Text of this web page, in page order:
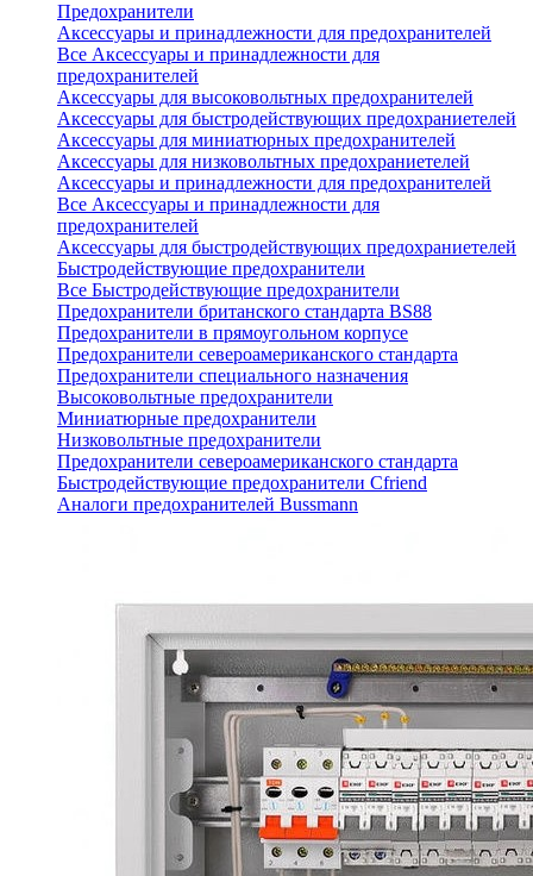
Предохранители
Аксессуары и принадлежности для предохранителей
Все Аксессуары и принадлежности для
предохранителей
Аксессуары для высоковольтных предохранителей
Аксессуары для быстродействующих предохраниетелей
Аксессуары для миниатюрных предохранителей
Аксессуары для низковольтных предохраниетелей
Аксессуары и принадлежности для предохранителей
Все Аксессуары и принадлежности для
предохранителей
Аксессуары для быстродействующих предохраниетелей
Быстродействующие предохранители
Все Быстродействующие предохранители
Предохранители британского стандарта BS88
Предохранители в прямоугольном корпусе
Предохранители североамериканского стандарта
Предохранители специального назначения
Высоковольтные предохранители
Миниатюрные предохранители
Низковольтные предохранители
Предохранители североамериканского стандарта
Быстродействующие предохранители Cfriend
Аналоги предохранителей Bussmann